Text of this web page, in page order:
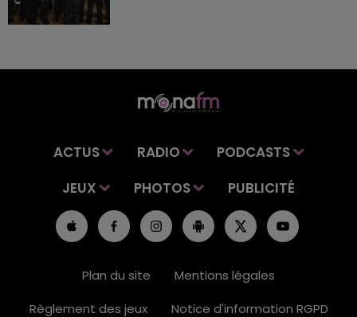
ACTUS RADIO
PODCASTS
JEUX
PHOTOS PUBLICITÉ
Plan du site
Mentions légales
Règlement des jeux
Notice d'information RGPD